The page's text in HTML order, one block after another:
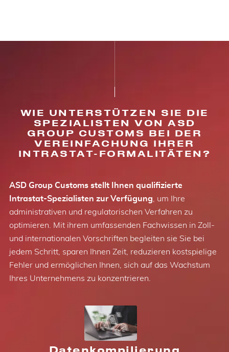
WIE UNTERSTÜTZEN SIE DIE
SPEZIALISTEN VON ASD
GROUP CUSTOMS BEI DER
VEREINFACHUNG IHRER
INTRASTAT-FORMALITÄTEN?
ASD Group Customs stellt Ihnen qualifizierte
Intrastat-Spezialisten zur Verfügung , um Ihre
administrativen und regulatorischen Verfahren zu
optimieren. Mit ihrem umfassenden Fachwissen in Zoll-
und internationalen Vorschriften begleiten sie Sie bei
jedem Schritt, sparen Ihnen Zeit, reduzieren kostspielige
Fehler und ermöglichen Ihnen, sich auf das Wachstum
Ihres Unternehmens zu konzentrieren.
Datenkompilierung